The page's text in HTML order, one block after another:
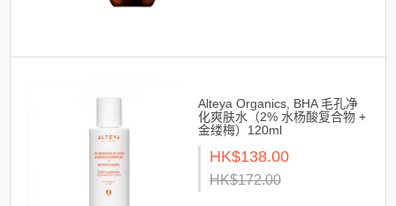
Alteya Organics, BHA 毛孔净
化爽肤水（2% 水杨酸复合物 +
金缕梅）120ml
HK$138.00
HK$172.00